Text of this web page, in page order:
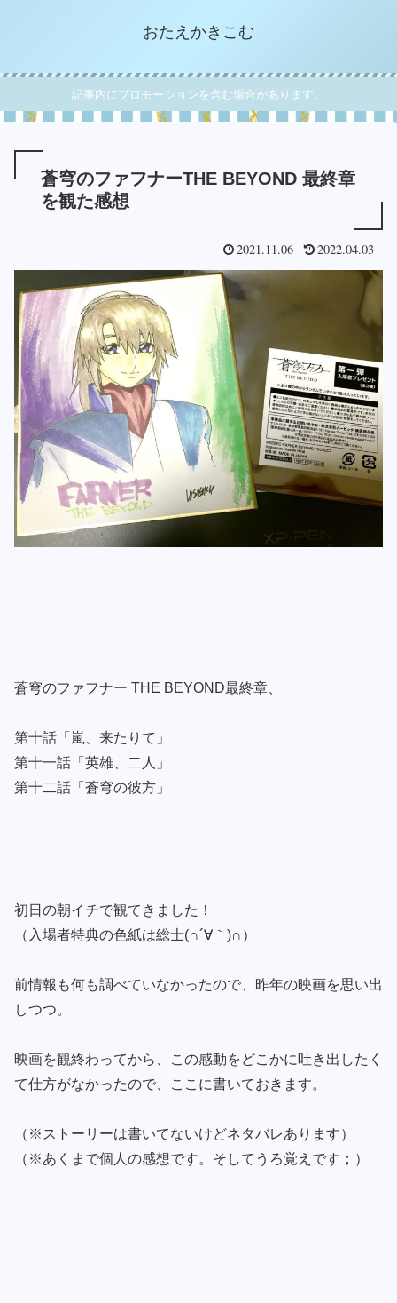
おたえかきこむ
記事内にプロモーションを含む場合があります。
蒼穹のファフナーTHE BEYOND 最終章
を観た感想
2021.11.06 2022.04.03
蒼穹のファフナー THE BEYOND最終章、
第十話「嵐、来たりて」
第十一話「英雄、二人」
第十二話「蒼穹の彼方」
初日の朝イチで観てきました！
（入場者特典の色紙は総士(∩´∀｀)∩）
前情報も何も調べていなかったので、昨年の映画を思い出
しつつ。
映画を観終わってから、この感動をどこかに吐き出したく
て仕方がなかったので、ここに書いておきます。
（※ストーリーは書いてないけどネタバレあります）
（※あくまで個人の感想です。そしてうろ覚えです；）